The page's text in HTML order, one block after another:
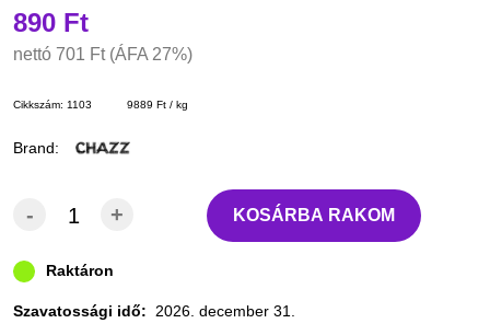
890 Ft
nettó 701 Ft (ÁFA 27%)
Cikkszám: 1103 9889 Ft / kg
Brand:
- + KOSÁRBA RAKOM
Raktáron
Szavatossági idő: 2026. december 31.